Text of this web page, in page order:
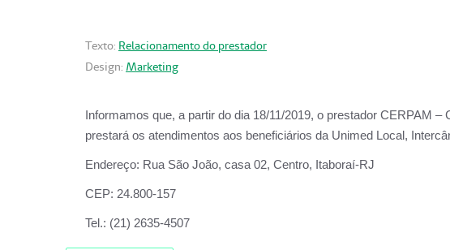
Texto: Relacionamento do prestador
Design: Marketing
Informamos que, a partir do dia 18/11/2019, o prestador CERPAM –
prestará os atendimentos aos beneficiários da Unimed Local,
Endereço: Rua São João, casa 02, Centro, Itaboraí-RJ
CEP: 24.800-157
Tel.: (21) 2635-4507